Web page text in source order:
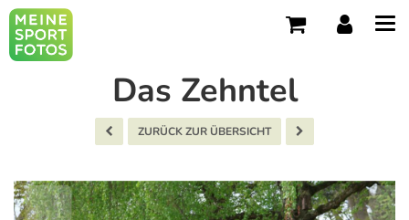
Das Zehntel
ZURÜCK ZUR ÜBERSICHT